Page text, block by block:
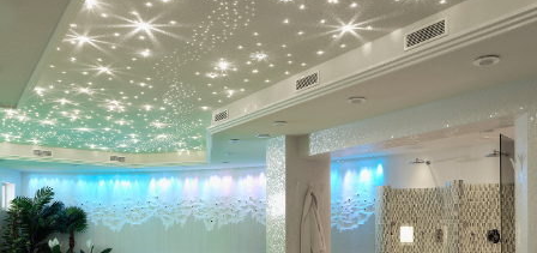
Exemples de projets